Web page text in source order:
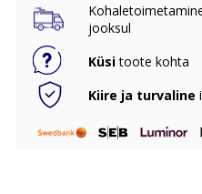
jooksul
Küsitoote kohta
Kiire ja turvaline